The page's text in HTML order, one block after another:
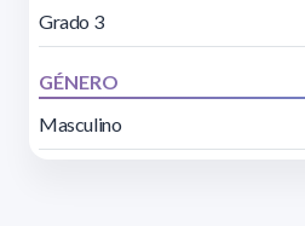
Grado 3
GÉNERO
Masculino